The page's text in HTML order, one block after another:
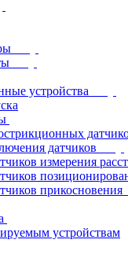
устройства
датчиков
измерения
прикосновения
устройствам